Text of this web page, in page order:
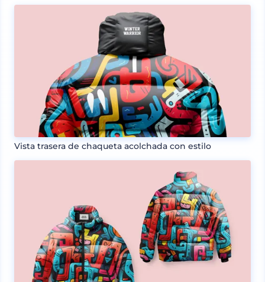
Vista trasera de chaqueta acolchada con estilo